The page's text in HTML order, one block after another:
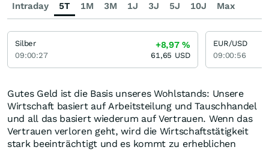
Gutes Geld ist die Basis unseres Wohlstands: Unsere
Wirtschaft basiert auf Arbeitsteilung und Tauschhandel
und all das basiert wiederum auf Vertrauen. Wenn das
Vertrauen verloren geht, wird die Wirtschaftstätigkeit
stark beeinträchtigt und es kommt zu erheblichen
Intraday 5T 1M 3M 1J 3J 5J 10J Max
Silber
09:00:27
+8,97%
61,65 USD
EUR/USD
09:00:56